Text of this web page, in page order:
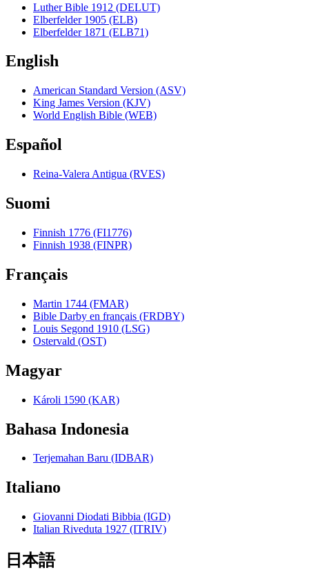
Luther Bible 1912 (DELUT)
Elberfelder 1905 (ELB)
Elberfelder 1871 (ELB71)
English
American Standard Version (ASV)
King James Version (KJV)
World English Bible (WEB)
Español
Reina-Valera Antigua (RVES)
Suomi
Finnish 1776 (FI1776)
Finnish 1938 (FINPR)
Français
Martin 1744 (FMAR)
Bible Darby en français (FRDBY)
Louis Segond 1910 (LSG)
Ostervald (OST)
Magyar
Károli 1590 (KAR)
Bahasa Indonesia
Terjemahan Baru (IDBAR)
Italiano
Giovanni Diodati Bibbia (IGD)
Italian Riveduta 1927 (ITRIV)
日本語